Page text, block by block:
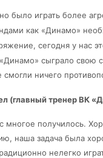
было играть более
как «Динамо»
сегодня у нас
сыграло свою
ничего
(главный тренер ВК
многое получилось.
наша задача была
нелегко